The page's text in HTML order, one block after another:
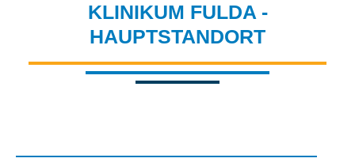
KLINIKUM FULDA -
HAUPTSTANDORT